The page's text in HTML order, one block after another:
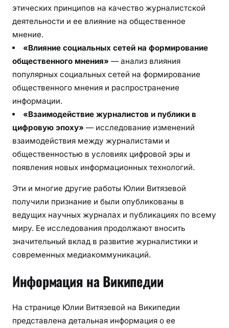
этических принципов на качество журналистской
деятельности и ее влияние на общественное
мнение.
«Влияние социальных сетей на формирование
общественного мнения» — анализ влияния
популярных социальных сетей на формирование
общественного мнения и распространение
информации.
«Взаимодействие журналистов и публики в
цифровую эпоху» — исследование изменений
взаимодействия между журналистами и
общественностью в условиях цифровой эры и
появления новых информационных технологий.
Эти и многие другие работы Юлии Витязевой
получили признание и были опубликованы в
ведущих научных журналах и публикациях по всему
миру. Ее исследования продолжают вносить
значительный вклад в развитие журналистики и
современных медиакоммуникаций.
Информация на Википедии
На странице Юлии Витязевой на Википедии
представлена детальная информация о ее